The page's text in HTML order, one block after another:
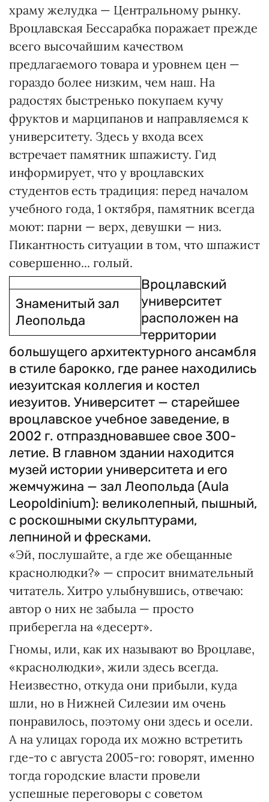
храму желудка — Центральному рынку.
Вроцлавская Бессарабка поражает прежде
всего высочайшим качеством
предлагаемого товара и уровнем цен —
гораздо более низким, чем наш. На
радостях быстренько покупаем кучу
фруктов и марципанов и направляемся к
университету. Здесь у входа всех
встречает памятник шпажисту. Гид
информирует, что у вроцлавских
студентов есть традиция: перед началом
учебного года, 1 октября, памятник всегда
моют: парни — верх, девушки — низ.
Пикантность ситуации в том, что шпажист
совершенно... голый.
Знаменитый зал
Леопольда
Вроцлавский
университет
расположен на
территории
большущего архитектурного ансамбля
в стиле барокко, где ранее находились
иезуитская коллегия и костел
иезуитов. Университет — старейшее
вроцлавское учебное заведение, в
2002 г. отпраздновавшее свое 300-
летие. В главном здании находится
музей истории университета и его
жемчужина — зал Леопольда (Aula
Leopoldinium): великолепный, пышный,
с роскошными скульптурами,
лепниной и фресками.
«Эй, послушайте, а где же обещанные
краснолюдки?» — спросит внимательный
читатель. Хитро улыбнувшись, отвечаю:
автор о них не забыла — просто
приберегла на «десерт».
Гномы, или, как их называют во Вроцлаве,
«краснолюдки», жили здесь всегда.
Неизвестно, откуда они прибыли, куда
шли, но в Нижней Силезии им очень
понравилось, поэтому они здесь и осели.
А на улицах города их можно встретить
где-то с августа 2005-го: говорят, именно
тогда городские власти провели
успешные переговоры с советом